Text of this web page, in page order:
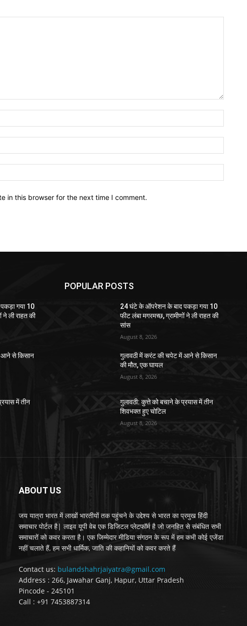
in this browser for the next time I comment.
गया 10
ने ली राहत की
आने से किसान
में तीन
POPULAR POSTS
24 घंटे के ऑपरेशन के बाद पकड़ा गया 10
फीट लंबा मगरमच्छ, ग्रामीणों ने ली राहत की
सांस
August 8, 2026
गुलावठी में करंट की चपेट में आने से किसान
की मौत, एक घायल
August 8, 2026
गुलावठी: कुत्ते को बचाने के प्रयास में तीन
शिवभक्त हुए चोटिल
August 8, 2026
ABOUT US
जय यात्रा भारत में लाखों भारतीयों तक पहुंचने के उद्देश्य से भारत का प्रमुख हिंदी
समाचार पोर्टल है| लाइव यूपी वेब एक डिजिटल प्लेटफॉर्म है जो जनहित से संबंधित सभी
समाचारों को कवर करता है। एक जिम्मेदार मीडिया संगठन के रूप में हम कभी कोई एजेंडा
नहीं चलाते हैं, हम सभी धार्मिक, जाति की कहानियों को कवर करते हैं
Contact us: bulandshahrjaiyatra@gmail.com
Address : 266, Jawahar Ganj, Hapur, Uttar Pradesh
Pincode - 245101
Call : +91 7453887314